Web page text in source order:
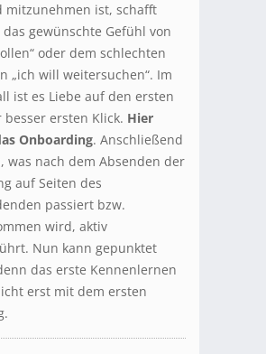
mitzunehmen ist, schafft
gewünschte Gefühl von
oder dem schlechten
„ich will weitersuchen“. Im
ist es Liebe auf den ersten
besser ersten Klick. Hier
Onboarding. Anschließend
was nach dem Absenden der
auf Seiten des
passiert bzw.
wird, aktiv
Nun kann gepunktet
das erste Kennenlernen
erst mit dem ersten